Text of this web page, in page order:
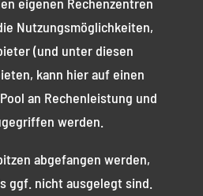
Nutzungsmöglichkeiten,
(und unter diesen
kann hier auf einen
an Rechenleistung und
werden.
abgefangen werden,
ggf. nicht ausgelegt sind.